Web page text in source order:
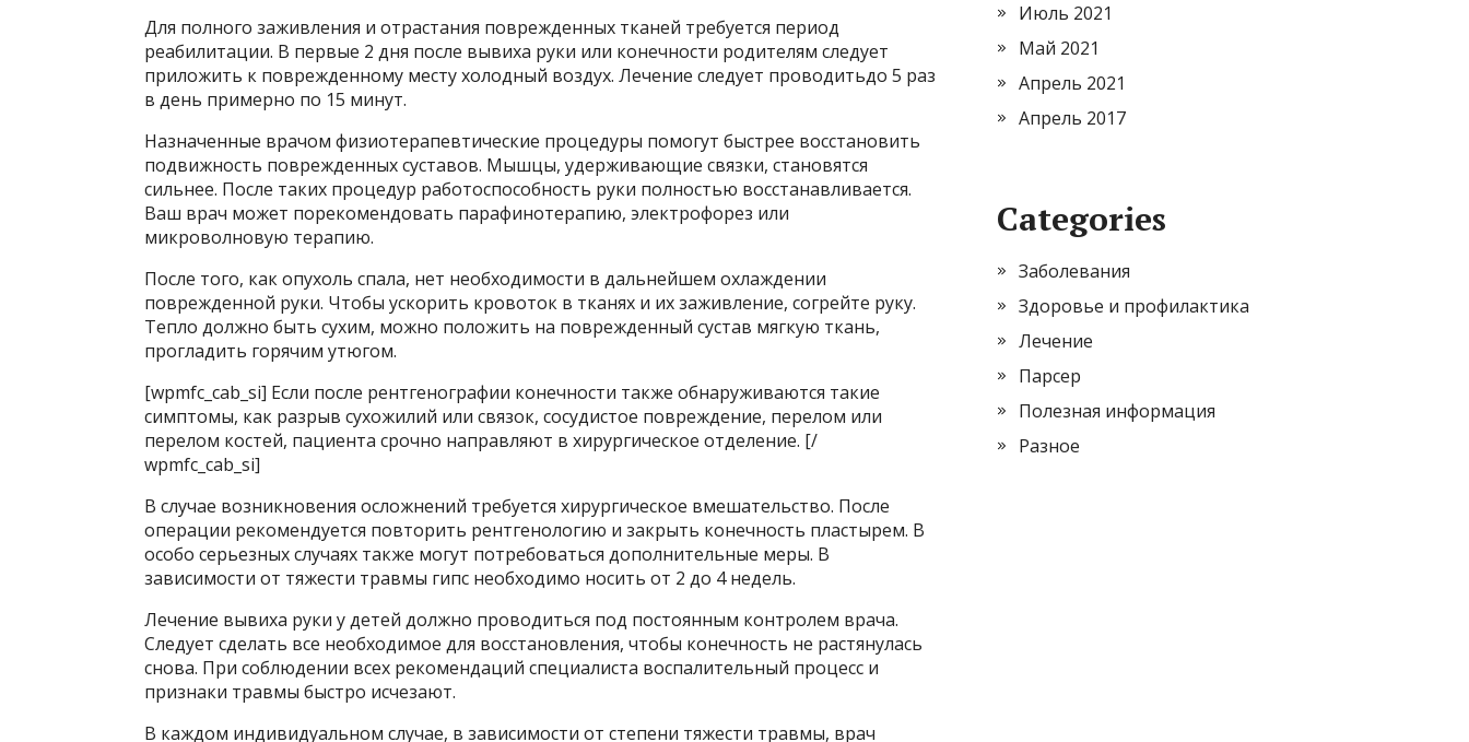
Для полного заживления и отрастания поврежденных тканей требуется период
реабилитации. В первые 2 дня после вывиха руки или конечности родителям следует
приложить к поврежденному месту холодный воздух. Лечение следует проводитьдо 5 раз
в день примерно по 15 минут.
Назначенные врачом физиотерапевтические процедуры помогут быстрее восстановить
подвижность поврежденных суставов. Мышцы, удерживающие связки, становятся
сильнее. После таких процедур работоспособность руки полностью восстанавливается.
Ваш врач может порекомендовать парафинотерапию, электрофорез или
микроволновую терапию.
После того, как опухоль спала, нет необходимости в дальнейшем охлаждении
поврежденной руки. Чтобы ускорить кровоток в тканях и их заживление, согрейте руку.
Тепло должно быть сухим, можно положить на поврежденный сустав мягкую ткань,
прогладить горячим утюгом.
[wpmfc_cab_si] Если после рентгенографии конечности также обнаруживаются такие
симптомы, как разрыв сухожилий или связок, сосудистое повреждение, перелом или
перелом костей, пациента срочно направляют в хирургическое отделение. [/
wpmfc_cab_si]
В случае возникновения осложнений требуется хирургическое вмешательство. После
операции рекомендуется повторить рентгенологию и закрыть конечность пластырем. В
особо серьезных случаях также могут потребоваться дополнительные меры. В
зависимости от тяжести травмы гипс необходимо носить от 2 до 4 недель.
Лечение вывиха руки у детей должно проводиться под постоянным контролем врача.
Следует сделать все необходимое для восстановления, чтобы конечность не растянулась
снова. При соблюдении всех рекомендаций специалиста воспалительный процесс и
признаки травмы быстро исчезают.
В каждом индивидуальном случае, в зависимости от степени тяжести травмы, врач
Июль 2021
Май 2021
Апрель 2021
Апрель 2017
Categories
Заболевания
Здоровье и профилактика
Лечение
Парсер
Полезная информация
Разное